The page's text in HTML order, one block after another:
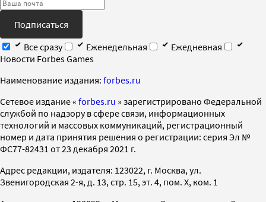
Подписаться
Все сразу
Еженедельная
Ежедневная
Новости Forbes Games
Наименование издания: forbes.ru
Cетевое издание « forbes.ru » зарегистрировано Федеральной
службой по надзору в сфере связи, информационных
технологий и массовых коммуникаций, регистрационный
номер и дата принятия решения о регистрации: серия Эл №
ФС77-82431 от 23 декабря 2021 г.
Адрес редакции, издателя: 123022, г. Москва, ул.
Звенигородская 2-я, д. 13, стр. 15, эт. 4, пом. X, ком. 1